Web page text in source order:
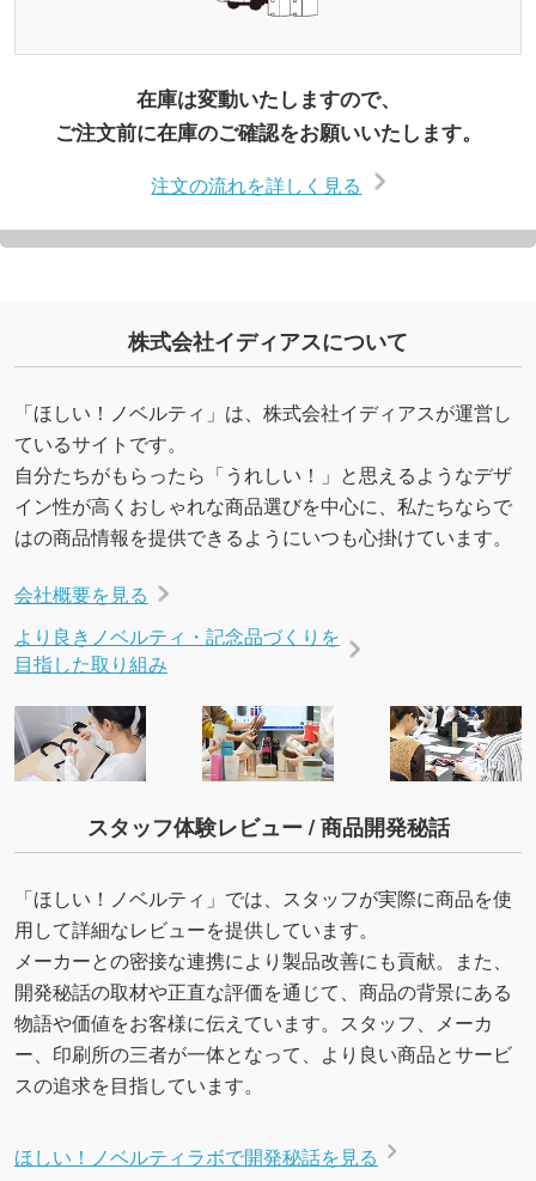
在庫は変動いたしますので、
ご注文前に在庫のご確認をお願いいたします。
注文の流れを詳しく見る
株式会社イディアスについて
「ほしい！ノベルティ」は、株式会社イディアスが運営し
ているサイトです。
自分たちがもらったら「うれしい！」と思えるようなデザ
イン性が高くおしゃれな商品選びを中心に、私たちならで
はの商品情報を提供できるようにいつも心掛けています。
会社概要を見る
より良きノベルティ・記念品づくりを
目指した取り組み
スタッフ体験レビュー / 商品開発秘話
「ほしい！ノベルティ」では、スタッフが実際に商品を使
用して詳細なレビューを提供しています。
メーカーとの密接な連携により製品改善にも貢献。また、
開発秘話の取材や正直な評価を通じて、商品の背景にある
物語や価値をお客様に伝えています。スタッフ、メーカ
ー、印刷所の三者が一体となって、より良い商品とサービ
スの追求を目指しています。
ほしい！ノベルティラボで開発秘話を見る